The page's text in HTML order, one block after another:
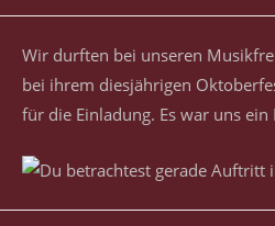
Wir durften bei unseren
bei ihrem diesjährigen
für die Einladung. Es war uns ein